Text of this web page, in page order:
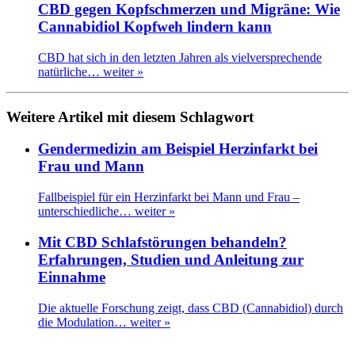
CBD gegen Kopfschmerzen und Migräne: Wie
Cannabidiol Kopfweh lindern kann
CBD hat sich in den letzten Jahren als vielversprechende
natürliche… weiter »
Weitere Artikel mit diesem Schlagwort
Gendermedizin am Beispiel Herzinfarkt bei
Frau und Mann
Fallbeispiel für ein Herzinfarkt bei Mann und Frau –
unterschiedliche… weiter »
Mit CBD Schlafstörungen behandeln?
Erfahrungen, Studien und Anleitung zur
Einnahme
Die aktuelle Forschung zeigt, dass CBD (Cannabidiol) durch
die Modulation… weiter »